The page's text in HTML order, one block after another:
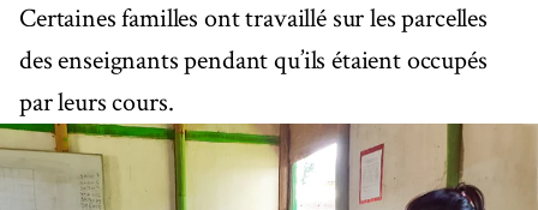
Certaines familles ont travaillé sur les parcelles
des enseignants pendant qu’ils étaient occupés
par leurs cours.